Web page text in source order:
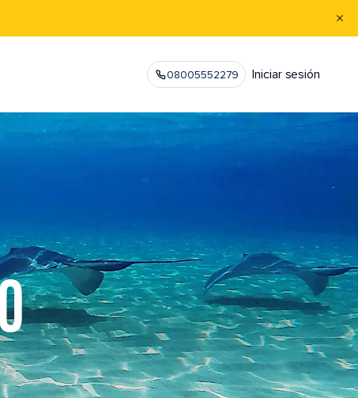
08005552279 Iniciar sesión